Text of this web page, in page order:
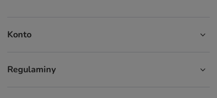
Konto
Regulaminy